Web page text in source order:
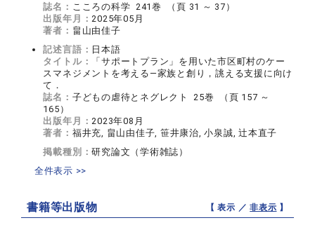
誌名： こころの科学 241巻 （頁 31 ～ 37）
出版年月：2025年05月
著者： 畠山由佳子
記述言語： 日本語
タイトル：
「サポートプラン」を用いた市区町村のケー
スマネジメントを考える―家族と創り，誂える支援に向け
て．
誌名： 子どもの虐待とネグレクト 25巻 （頁 157 ～
165）
出版年月：2023年08月
著者： 福井充, 畠山由佳子, 笹井康治, 小泉誠, 辻本直子
掲載種別：研究論文（学術雑誌）
全件表示 >>
書籍等出版物 【 表示 ／非表示 】